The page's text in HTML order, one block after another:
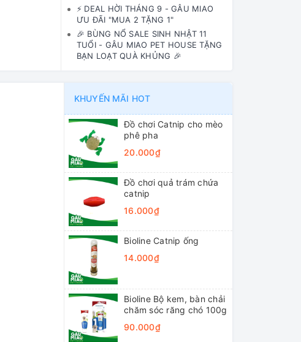
⚡️ DEAL HỜI THÁNG 9 - GÂU MIAO
ƯU ĐÃI "MUA 2 TẶNG 1"
🎉 BÙNG NỔ SALE SINH NHẬT 11
TUỔI - GÂU MIAO PET HOUSE TẶNG
BẠN LOẠT QUÀ KHỦNG 🎉
KHUYẾN MÃI HOT
Đồ chơi Catnip cho mèo
phê pha
20.000₫
Đồ chơi quả trám chứa
catnip
16.000₫
Bioline Catnip ống
14.000₫
Bioline Bộ kem, bàn chải
chăm sóc răng chó 100g
90.000₫